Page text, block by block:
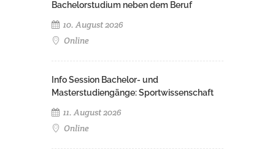
Bachelorstudium neben dem Beruf
10. August 2026
Online
Info Session Bachelor- und
Masterstudiengänge: Sportwissenschaft
11. August 2026
Online